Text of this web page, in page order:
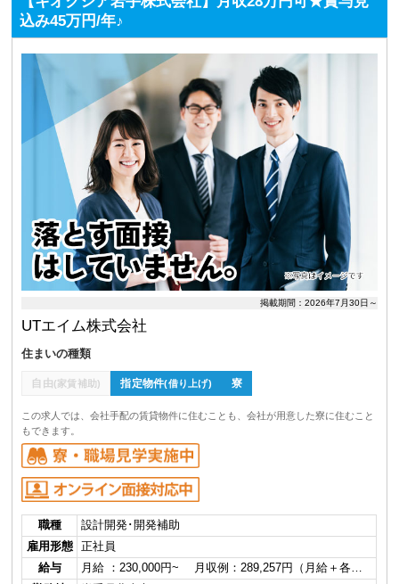
込み45万円/年♪
掲載期間：2026年7月30日～
UTエイム株式会社
住まいの種類
自由(家賃補助) 指定物件(借り上げ) 寮
この求人では、会社手配の賃貸物件に住むことも、会社が用意した寮に住むこと
もできます。
職種
設計開発･開発補助
雇用形態
正社員
給与
月給 ：230,000円~ 月収例：289,257円（月給＋各…